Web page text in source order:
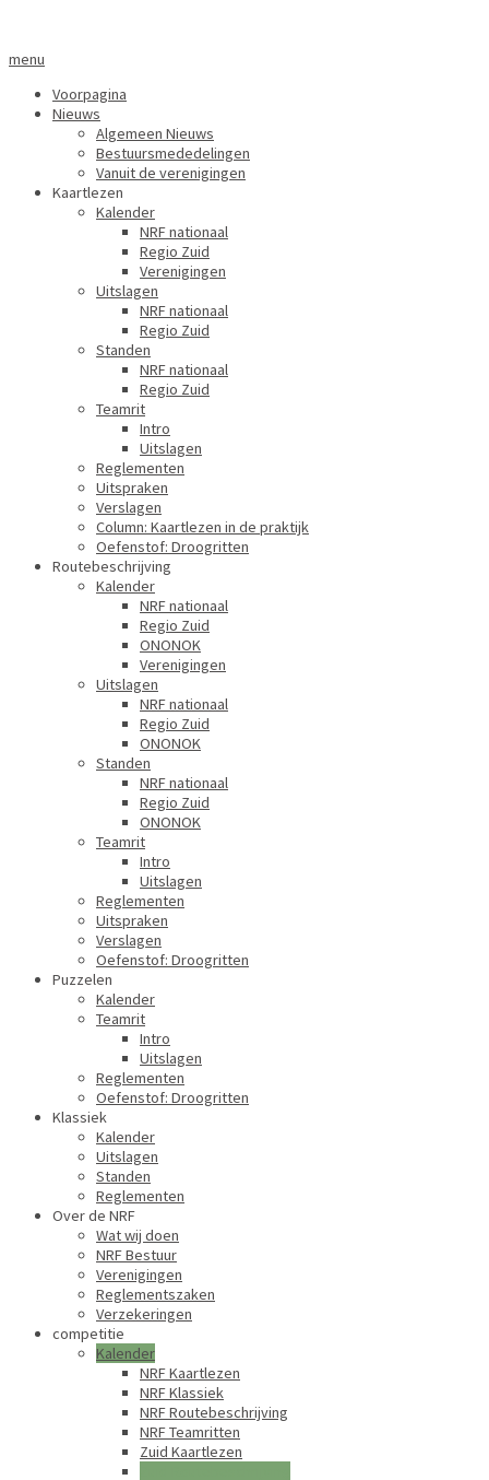
menu
Voorpagina
Nieuws
Algemeen Nieuws
Bestuursmededelingen
Vanuit de verenigingen
Kaartlezen
Kalender
NRF nationaal
Regio Zuid
Verenigingen
Uitslagen
NRF nationaal
Regio Zuid
Standen
NRF nationaal
Regio Zuid
Teamrit
Intro
Uitslagen
Reglementen
Uitspraken
Verslagen
Column: Kaartlezen in de praktijk
Oefenstof: Droogritten
Routebeschrijving
Kalender
NRF nationaal
Regio Zuid
ONONOK
Verenigingen
Uitslagen
NRF nationaal
Regio Zuid
ONONOK
Standen
NRF nationaal
Regio Zuid
ONONOK
Teamrit
Intro
Uitslagen
Reglementen
Uitspraken
Verslagen
Oefenstof: Droogritten
Puzzelen
Kalender
Teamrit
Intro
Uitslagen
Reglementen
Oefenstof: Droogritten
Klassiek
Kalender
Uitslagen
Standen
Reglementen
Over de NRF
Wat wij doen
NRF Bestuur
Verenigingen
Reglementszaken
Verzekeringen
competitie
Kalender
NRF Kaartlezen
NRF Klassiek
NRF Routebeschrijving
NRF Teamritten
Zuid Kaartlezen